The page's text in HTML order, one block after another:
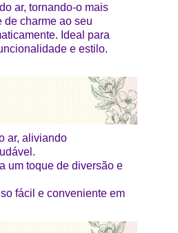
ar, tornando-o mais
de charme ao seu
Ideal para
e estilo.
ar, aliviando
um toque de diversão e
fácil e conveniente em